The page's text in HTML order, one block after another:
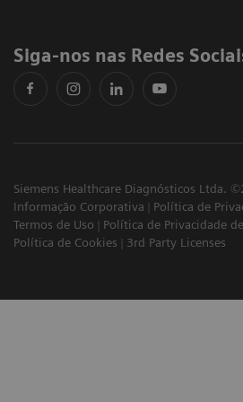
Siga-nos nas Redes
Siemens Healthcare Diagnósticos Ltda.
Informação Corporativa
Política de
Termos de Uso
Política de Privacidade
Política de Cookies
3rd Party Licenses